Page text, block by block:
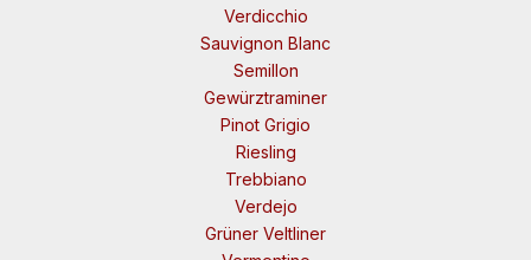
Verdicchio
Sauvignon Blanc
Semillon
Gewürztraminer
Pinot Grigio
Riesling
Trebbiano
Verdejo
Grüner Veltliner